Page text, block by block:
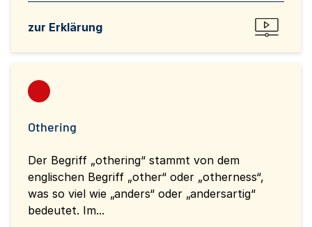
zur Erklärung
Othering
Der Begriff „othering“ stammt von dem
englischen Begriff „other“ oder „otherness“,
was so viel wie „anders“ oder „andersartig“
bedeutet. Im...